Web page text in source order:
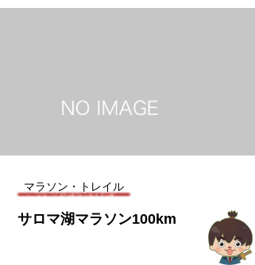
マラソン・トレイル
サロマ湖マラソン100km